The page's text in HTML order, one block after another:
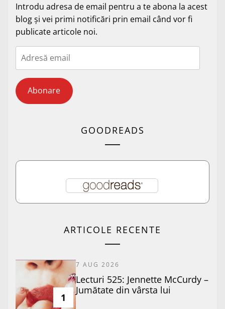
Introdu adresa de email pentru a te abona la acest
blog și vei primi notificări prin email când vor fi
publicate articole noi.
Adresă
email
Abonare
GOODREADS
ARTICOLE RECENTE
1
7 AUG 2026
Lecturi 525: Jennette McCurdy –
Jumătate din vârsta lui